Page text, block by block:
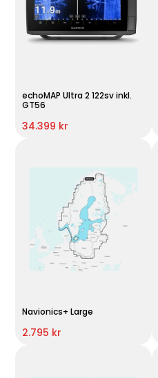
echoMAP Ultra 2 122sv inkl.
GT56
34.399 kr
Navionics+ Large
2.795 kr